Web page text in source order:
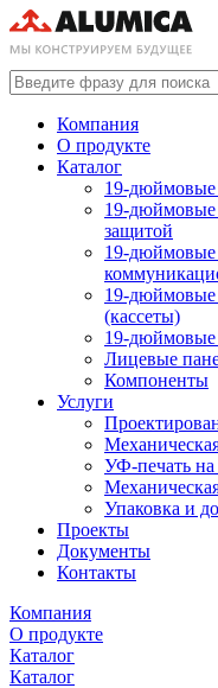
Компания
О продукте
Каталог
19-дюймовые
19-дюймовые
защитой
19-дюймовые
19-дюймовые
(кассеты)
19-дюймовые
Лицевые
Компоненты
Услуги
УФ-печать
Упаковка и
Проекты
Документы
Контакты
Компания
О продукте
Каталог
Каталог